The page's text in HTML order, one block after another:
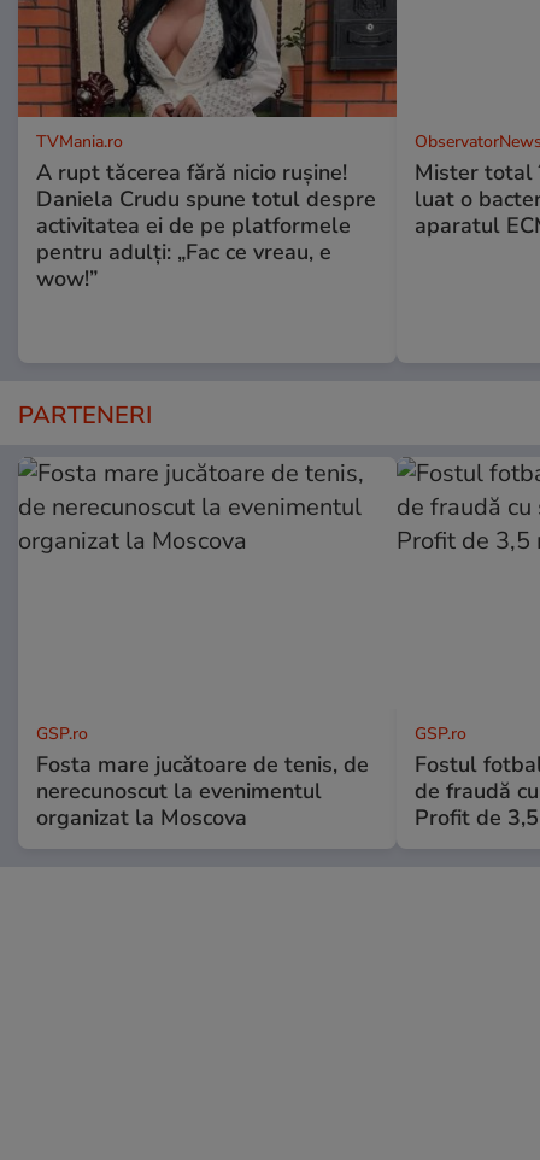
TVMania.ro
A rupt tăcerea fără nicio rușine!
Daniela Crudu spune totul despre
activitatea ei de pe platformele
pentru adulți: „Fac ce vreau, e
wow!”
Mister total
luat o
aparatul
PARTENERI
GSP.ro
Fosta mare jucătoare de tenis, de
nerecunoscut la evenimentul
organizat la Moscova
GSP.ro
Fostul
de fraudă
Profit de